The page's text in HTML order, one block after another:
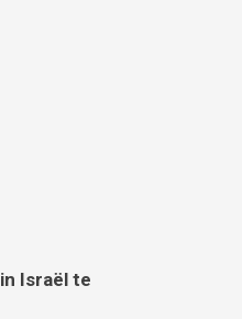
Israël te